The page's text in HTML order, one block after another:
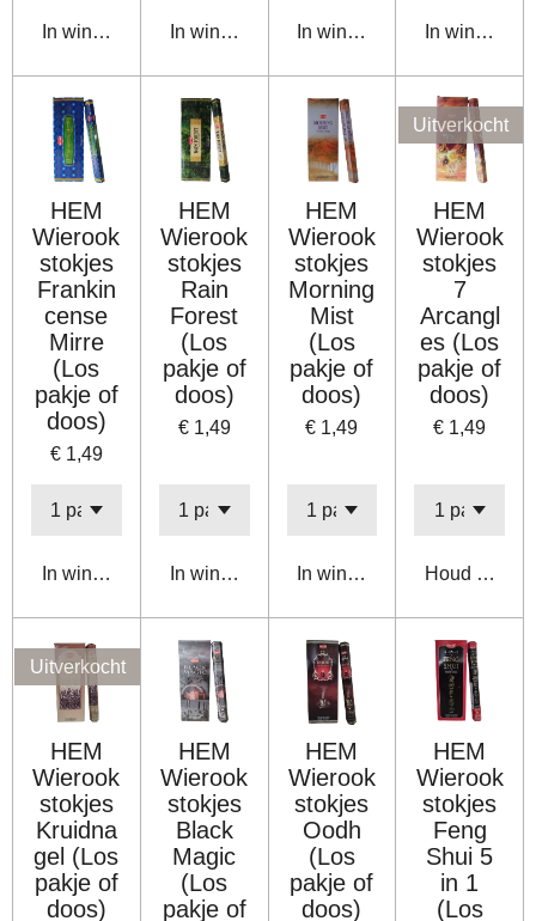
In winkelwagenIn winkelwagenIn winkelwagenIn
HEM
Wierook
stokjes
Frankin
cense
Mirre
(Los
pakje of
doos)
€ 1,49
In winkelwagen
HEM
Wierook
stokjes
Rain
Forest
(Los
pakje of
doos)
€ 1,49
In winkelwagen
HEM
Wierook
stokjes
Morning
Mist
(Los
pakje of
doos)
€ 1,49
In winkelwagen
Uitverkocht
HEM
Wierook
stokjes
7
Arcangl
es (Los
pakje of
doos)
€ 1,49
Houd mij op
Uitverkocht
HEM
Wierook
stokjes
Kruidna
gel (Los
pakje of
doos)
HEM
Wierook
stokjes
Black
Magic
(Los
pakje of
HEM
Wierook
stokjes
Oodh
(Los
pakje of
doos)
HEM
Wierook
stokjes
Feng
Shui 5
in 1
(Los